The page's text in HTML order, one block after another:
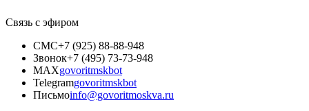
Связь с эфиром
СМС+7 (925) 88-88-948
Звонок+7 (495) 73-73-948
MAXgovoritmskbot
Telegramgovoritmskbot
Письмоinfo@govoritmoskva.ru